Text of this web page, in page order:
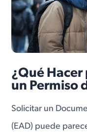
¿Qué
un Permiso
Solicitar un
(EAD) puede